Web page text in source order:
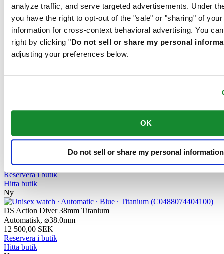
analyze traffic, and serve targeted advertisements. Under
you have the right to opt-out of the "sale" or "sharing" of
information for cross-context behavioral advertising. You
right by clicking "Do not sell or share my personal
adjusting your preferences below.
OK
Do not sell or share my personal information
Denna modell har en funktion som gör det enkelt att ställa in en
andra tidszon – perfekt för den som vill ha koll på vad klockan är på
andra sidan jordklotet. 24-timmarsvisningen kan manövreras
oberoende av standardvisarna, och kan läsas av med ett ögonkast.
Relaterade produkter
Reservera i butik
38.0mm
12 500,00 SEK
Reservera i butik
Hitta butik
Ny
DS Action Diver 38mm Titanium
Automatisk, ⌀38.0mm
12 500,00 SEK
Reservera i butik
Hitta butik